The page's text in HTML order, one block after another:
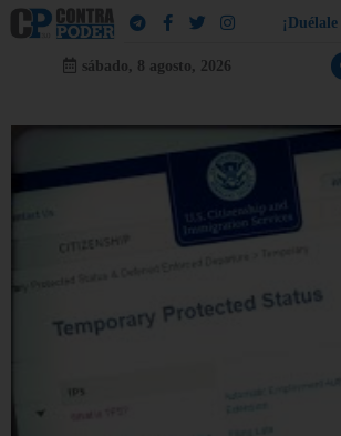
¡ Dué a e
sábado, 8 agosto, 2026